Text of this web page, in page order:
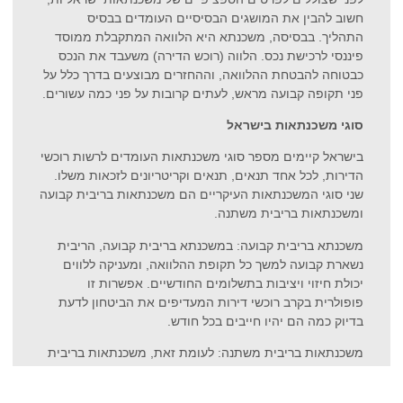
חשוב להבין את המושגים הבסיסיים העומדים בבסיס
התהליך. בבסיסה, משכנתא היא הלוואה המתקבלת ממוסד
פיננסי לרכישת נכס. הלווה (רוכש הדירה) משעבד את הנכס
כבטוחה להבטחת ההלוואה, וההחזרים מבוצעים בדרך כלל על
פני תקופה קבועה מראש, לעתים קרובות על פני כמה עשורים.
סוגי משכנתאות בישראל
בישראל קיימים מספר סוגי משכנתאות העומדים לרשות רוכשי
הדירות, לכל אחד תנאים, תנאים וקריטריונים לזכאות משלו.
שני סוגי המשכנתאות העיקריים הם משכנתאות בריבית קבועה
ומשכנתאות בריבית משתנה.
משכנתא בריבית קבועה: במשכנתא בריבית קבועה, הריבית
נשארת קבועה למשך כל תקופת ההלוואה, ומעניקה ללווים
יכולת חיזוי ויציבות בתשלומים החודשיים. אפשרות זו
פופולרית בקרב רוכשי דירות המעדיפים את הביטחון לדעת
בדיוק כמה הם יהיו חייבים בכל חודש.
משכנתאות בריבית משתנה: לעומת זאת, משכנתאות בריבית